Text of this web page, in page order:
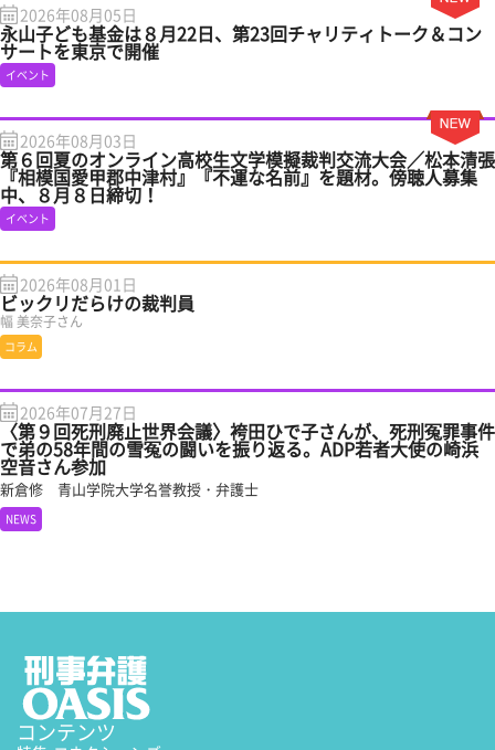
2026年08月05日
永山子ども基金は８月22日、第23回チャリティトーク＆コン
サートを東京で開催
イベント
2026年08月03日
第６回夏のオンライン高校生文学模擬裁判交流大会／松本清張
『相模国愛甲郡中津村』『不運な名前』を題材。傍聴人募集
中、８月８日締切！
イベント
2026年08月01日
ビックリだらけの裁判員
幅 美奈子さん
コラム
2026年07月27日
〈第９回死刑廃止世界会議〉袴田ひで子さんが、死刑冤罪事件
で弟の58年間の雪冤の闘いを振り返る。ADP若者大使の崎浜
空音さん参加
新倉修 青山学院大学名誉教授・弁護士
NEWS
コンテンツ